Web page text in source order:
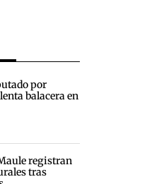
por
balacera en
registran
tras